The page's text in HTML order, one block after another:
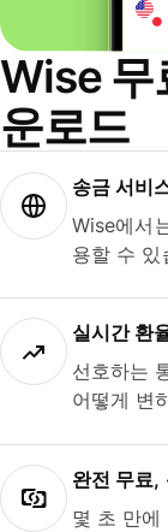
Wise 무
운로드
송금 서비
Wise에서
용할 수 있
실시간 환
선호하는
어떻게 변
완전 무료,
몇 초 만에